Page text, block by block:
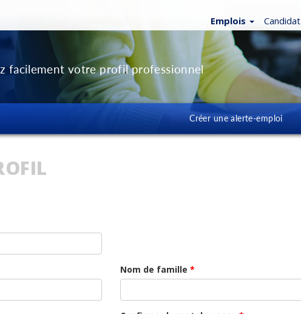
Emplois Candidat
facilement votre profil professionnel
Créer une alerte-emploi
Nom de famille *